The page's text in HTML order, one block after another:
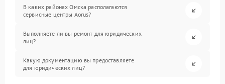
В каких районах Омска располагаются
сервисные центры Aorus?
Выполняете ли вы ремонт для юридических
лиц?
Какую документацию вы предоставляете
для юридических лиц?